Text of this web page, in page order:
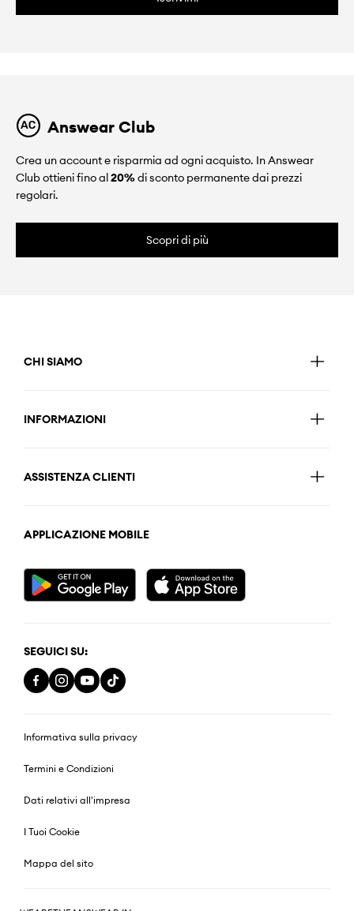
Answear Club
Crea un account e risparmia ad ogni acquisto. In Answear
Club ottieni fino al20%di sconto permanente dai prezzi
regolari.
Scopri di più
CHI SIAMO
INFORMAZIONI
ASSISTENZA CLIENTI
APPLICAZIONE MOBILE
SEGUICI SU:
Informativa sulla privacy
Termini e Condizioni
Dati relativi all'impresa
I Tuoi Cookie
Mappa del sito